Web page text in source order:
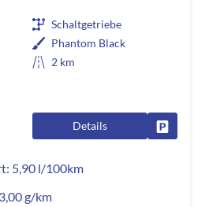
Schaltgetriebe
Phantom Black
2 km
Details
5,90 l/100km
g/km